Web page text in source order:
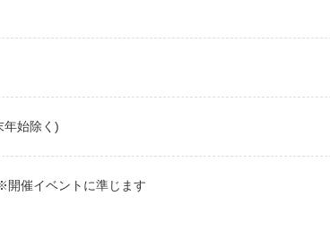
始除く)
催イベントに準じます